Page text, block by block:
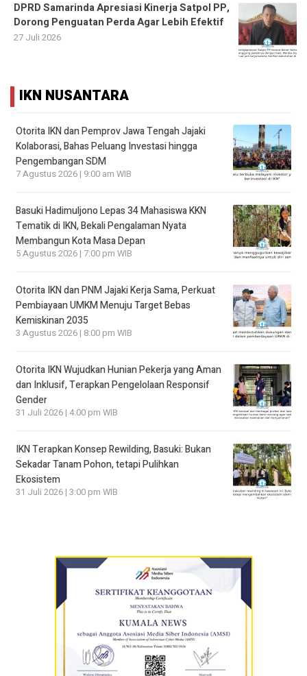
DPRD Samarinda Apresiasi Kinerja Satpol PP,
Dorong Penguatan Perda Agar Lebih Efektif
27 Juli 2026
IKN NUSANTARA
Otorita IKN dan Pemprov Jawa Tengah Jajaki
Kolaborasi, Bahas Peluang Investasi hingga
Pengembangan SDM
7 Agustus 2026 | 9:00 am WIB
Basuki Hadimuljono Lepas 34 Mahasiswa KKN
Tematik di IKN, Bekali Pengalaman Nyata
Membangun Kota Masa Depan
5 Agustus 2026 | 7:00 pm WIB
Otorita IKN dan PNM Jajaki Kerja Sama, Perkuat
Pembiayaan UMKM Menuju Target Bebas
Kemiskinan 2035
3 Agustus 2026 | 8:00 pm WIB
Otorita IKN Wujudkan Hunian Pekerja yang Aman
dan Inklusif, Terapkan Pengelolaan Responsif
Gender
31 Juli 2026 | 4:00 pm WIB
IKN Terapkan Konsep Rewilding, Basuki: Bukan
Sekadar Tanam Pohon, tetapi Pulihkan
Ekosistem
31 Juli 2026 | 3:00 pm WIB